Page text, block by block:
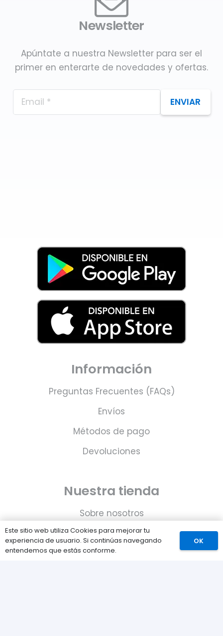
Newsletter
Apúntate a nuestra Newsletter para ser el
primer en enterarte de novedades y ofertas.
ENVIAR
Información
Preguntas Frecuentes (FAQs)
Envíos
Métodos de pago
Devoluciones
Nuestra tienda
Sobre nosotros
Contacta con nosotros
Política de Cookies
Este sitio web utiliza Cookies para mejorar tu
experiencia de usuario. Si continúas navegando
entendemos que estás conforme.
OK